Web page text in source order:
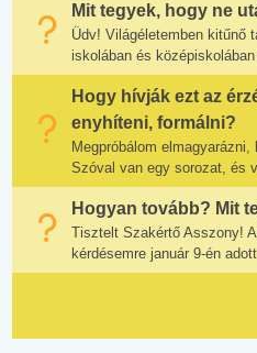
Mit tegyek, hogy ne
Üdv! Világéletemben kitűnő
iskolában és
Hogy hívják ezt az
enyhíteni, formálni?
Megpróbálom
Szóval van egy sorozat, és
Hogyan tovább? Mit
Tisztelt Szakértő Asszony!
kérdésemre január 9-én